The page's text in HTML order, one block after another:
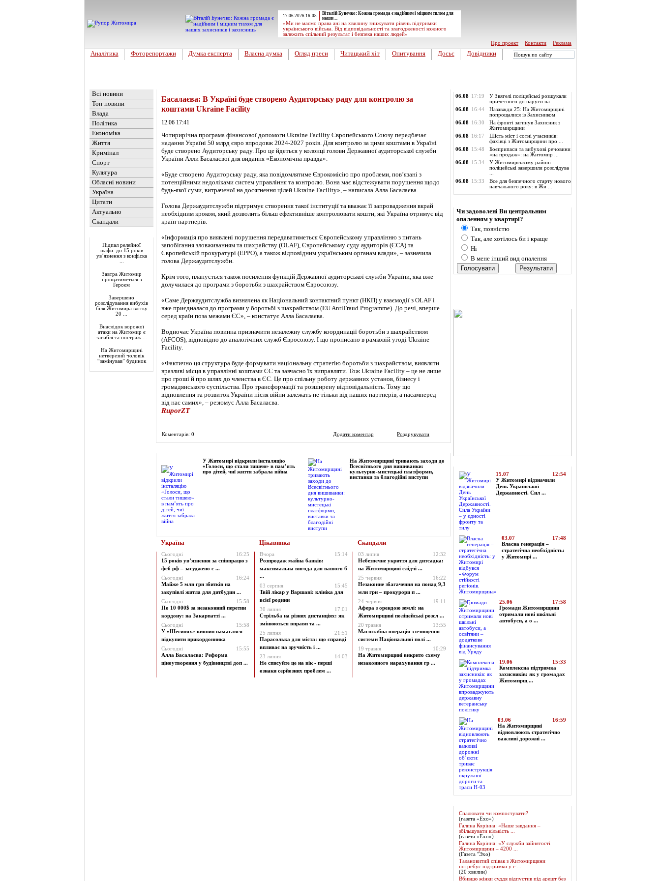
17.06.2026 16:08
Віталій Бунечко: Кожна громада є надійним і міцним тилом для
наши ...
«Ми не маємо права ані на хвилину знижувати рівень підтримки
українського війська. Від відповідальності та злагодженості кожного
залежить спільний результат і безпека наших людей»
Про проект
Контакти Реклама
Аналітика Фоторепортажи Думка експерта Власна думка Огляд преси Читацький хіт Опитування Досьє Довідники
Всі новини
Топ-новини
Влада
Політика
Економіка
Життя
Кримінал
Спорт
Культура
Обласні новини
Україна
Цитати
Актуально
Скандали
Підпал релейної
шафи: до 15 років
ув’язнення з конфіска
Завтра Житомир
прощатиметься з
Героєм
Завершено
розслідування вибухів
біля Житомира влітку
20 ...
Внаслідок ворожої
атаки на Житомир є
загиблі та постраж ...
На Житомирщині
нетверезий чоловік
“замінував” будинок
Басалаєва: В Україні буде створено Аудиторську раду для контролю за
коштами Ukraine Facility
12.06 17:41
Чотирирічна програма фінансової допомоги Ukraine Facility Європейського Союзу передбачає
надання Україні 50 млрд євро впродовж 2024-2027 років. Для контролю за цими коштами в Україні
буде створено Аудиторську раду. Про це йдеться у колонці голови Державної аудиторської служби
України Алли Басалаєвої для видання «Економічна правда».
«Буде створено Аудиторську раду, яка повідомлятиме Єврокомісію про проблеми, пов’язані з
потенційними недоліками систем управління та контролю. Вона має відстежувати порушення щодо
будь-якої суми, витраченої на досягнення цілей Ukraine Facility», – написала Алла Басалаєва.
Голова Держаудитслужби підтримує створення такої інституції та вважає її запровадження вкрай
необхідним кроком, який дозволить більш ефективніше контролювати кошти, які Україна отримує від
країн-партнерів.
«Інформація про виявлені порушення передаватиметься Європейському управлінню з питань
запобігання зловживанням та шахрайству (OLAF), Європейському суду аудиторів (ЄСА) та
Європейській прокуратурі (EPPO), а також відповідним українським органам влади», – зазначила
голова Держаудитслужби.
Крім того, планується також посилення функцій Державної аудиторської служби України, яка вже
долучилася до програми з боротьби з шахрайством Євросоюзу.
«Саме Держаудитслужба визначена як Національний контактний пункт (НКП) у взаємодії з OLAF і
вже приєдналася до програми у боротьбі з шахрайством (EU AntiFraud Programme). До речі, вперше
серед країн поза межами ЄС», – констатує Алла Басалаєва.
Водночас Україна повинна призначити незалежну службу координації боротьби з шахрайством
(AFCOS), відповідно до аналогічних служб Євросоюзу. І що прописано в рамковій угоді Ukraine
Facility.
«Фактично ця структура буде формувати національну стратегію боротьби з шахрайством, виявляти
вразливі місця в управлінні коштами ЄС та завчасно їх виправляти. Тож Ukraine Facility – це не лише
про гроші й про шлях до членства в ЄС. Це про спільну роботу державних установ, бізнесу і
громадянського суспільства. Про трансформації та розширену відповідальність. Тому що
відновлення та розвиток України після війни залежать не тільки від наших партнерів, а насамперед
від нас самих», – резюмує Алла Басалаєва.
RuporZT
Коментарів: 0 Додати коментар Роздрукувати
У Житомирі відкрили інсталяцію
«Голоси, що стали тишею» в пам’ять
про дітей, чиї життя забрала війна
На Житомирщині тривають заходи до
Всесвітнього дня вишиванки:
культурно-мистецькі платформи,
виставки та благодійні виступи
Україна Цікавинка Скандали
Сьогодні
16:25
15 років ув’язнення за співпрацю з
фсб рф – засуджено с ...
Сьогодні
16:24
Майже 5 млн грн збитків на
закупівлі житла для дитбудин ...
Сьогодні
15:58
По 10 000$ за незаконний перетин
кордону: на Закарпатті ...
Сьогодні
15:58
У «Шегинях» киянин намагався
підкупити прикордонника
Сьогодні
15:55
Алла Басалаєва: Реформа
ціноутворення у будівництві доп ...
Вчора
15:14
Розпродаж майна банків:
максимальна вигода для вашого б
...
03 серпня
15:45
Твій лікар у Варшаві: клініка для
всієї родини
30 липня
17:01
Стрільба на різних дистанціях: як
змінюються вправи та ...
25 липня
21:51
Парасолька для міста: що справді
впливає на зручність і ...
23 липня
14:03
Не списуйте це на вік - перші
ознаки серйозних проблем ...
03 липня
12:32
Небезпечне укриття для дитсадка:
на Житомирщині слідчі ...
25 червня
16:22
Незаконне збагачення на понад 9,3
млн грн – прокурори п ...
24 червня
19:11
Афера з орендою землі: на
Житомирщині поліцейські розсл ...
20 травня
13:55
Масштабна операція з очищення
системи Національної полі ...
19 травня
10:29
На Житомирщині викрито схему
незаконного нарахування гр ...
06.08 17:19
У Звягелі поліцейські розшукали
причетного до наруги на ...
06.08 16:44
Назавжди 25: На Житомирщині
попрощалися із Захисником
06.08 16:30
На фронті загинув Захисник з
Житомирщини
06.08 16:17
Шість міст і сотні учасників:
фахівці з Житомирщини про ...
06.08 15:48
Боєприпаси та вибухові речовини
«на продаж»: на Житомир ...
06.08 15:34
У Житомирському районі
поліцейські завершили розслідува
06.08 15:33
Все для безпечного старту нового
навчального року: в Жи ...
Чи задоволені Ви центральним
опаленням у квартирі?
Так, повністю
Так, але хотілось би і краще
Ні
В мене інший вид опалення
15.07
12:54
У Житомирі відзначили
День Української
Державності. Сил ...
03.07
17:48
Власна генерація –
стратегічна необхідність:
у Житомирі ...
25.06
17:58
Громади Житомирщини
отримали нові шкільні
автобуси, а о ...
19.06
15:33
Комплексна підтримка
захисників: як у громадах
Житомирщ ...
03.06
16:59
На Житомирщині
відновлюють стратегічно
важливі дорожні ...
Спалювати чи компостувати?
(газета «Ехо»)
Галина Корінна: «Наше завдання –
збільшувати кількість ...
(газета «Ехо»)
Галина Корінна: «У служби зайнятості
Житомирщини – 4200 ...
(Газета "Эхо)
Талановитий співак з Житомирщини
потребує підтримки у г ...
(20 хвилин)
Вбивцю жінки суддя відпустив під арешт без